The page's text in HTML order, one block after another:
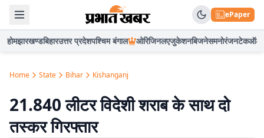
ePaper
होमझारखण्डबिहारउत्तर प्रदेशपश्चिम बंगाल ओरिजिनलएजुकेशनबिजनेसमनोरंजनटेकऑटो
Home State Bihar Kishanganj
21.840 लीटर विदेशी शराब के साथ दो
तस्कर गिरफ्तार